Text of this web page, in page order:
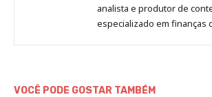
analista e produtor de
especializado em finanças
VOCÊ PODE GOSTAR TAMBÉM